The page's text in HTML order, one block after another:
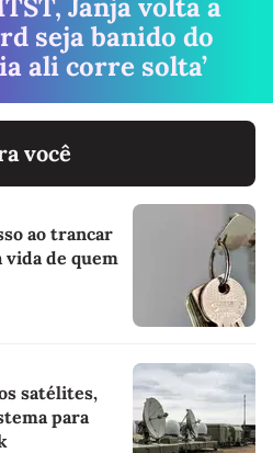
Janja volta a
seja banido do
ali corre solta’
você
ao trancar
de quem
satélites,
para